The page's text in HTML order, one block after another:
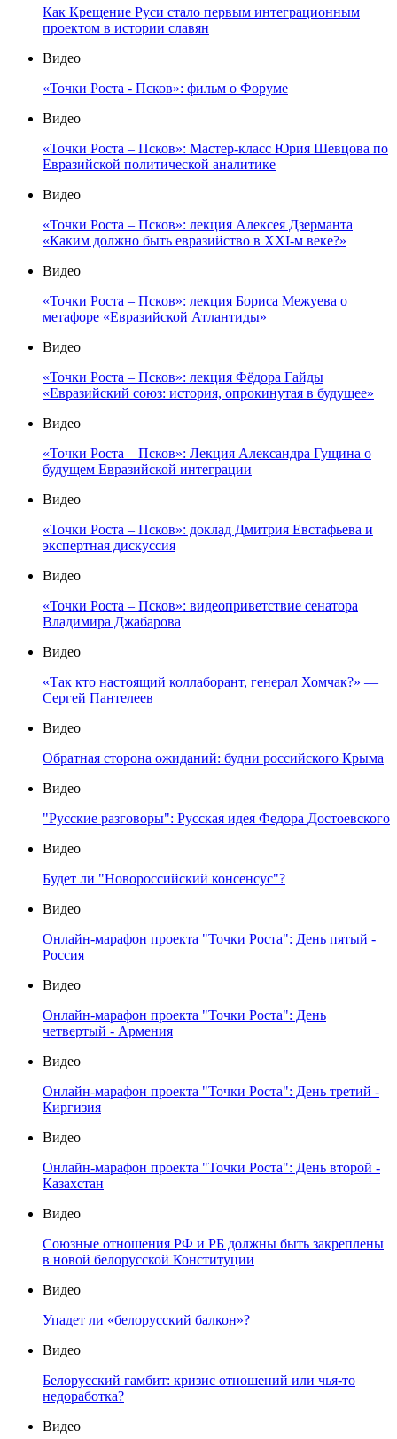
Как Крещение Руси стало первым интеграционным
проектом в истории славян
Видео
«Точки Роста - Псков»: фильм о Форуме
Видео
«Точки Роста – Псков»: Мастер-класс Юрия Шевцова по
Евразийской политической аналитике
Видео
«Точки Роста – Псков»: лекция Алексея Дзерманта
«Каким должно быть евразийство в XXI-м веке?»
Видео
«Точки Роста – Псков»: лекция Бориса Межуева о
метафоре «Евразийской Атлантиды»
Видео
«Точки Роста – Псков»: лекция Фёдора Гайды
«Евразийский союз: история, опрокинутая в будущее»
Видео
«Точки Роста – Псков»: Лекция Александра Гущина о
будущем Евразийской интеграции
Видео
«Точки Роста – Псков»: доклад Дмитрия Евстафьева и
экспертная дискуссия
Видео
«Точки Роста – Псков»: видеоприветствие сенатора
Владимира Джабарова
Видео
«Так кто настоящий коллаборант, генерал Хомчак?» —
Сергей Пантелеев
Видео
Обратная сторона ожиданий: будни российского Крыма
Видео
"Русские разговоры": Русская идея Федора Достоевского
Видео
Будет ли "Новороссийский консенсус"?
Видео
Онлайн-марафон проекта "Точки Роста": День пятый -
Россия
Видео
Онлайн-марафон проекта "Точки Роста": День
четвертый - Армения
Видео
Онлайн-марафон проекта "Точки Роста": День третий -
Киргизия
Видео
Онлайн-марафон проекта "Точки Роста": День второй -
Казахстан
Видео
Союзные отношения РФ и РБ должны быть закреплены
в новой белорусской Конституции
Видео
Упадет ли «белорусский балкон»?
Видео
Белорусский гамбит: кризис отношений или чья-то
недоработка?
Видео